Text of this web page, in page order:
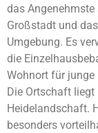
das Angenehmste
Großstadt und
Umgebung. Es
die
Wohnort für junge
Die Ortschaft liegt
Heidelandschaft.
besonders